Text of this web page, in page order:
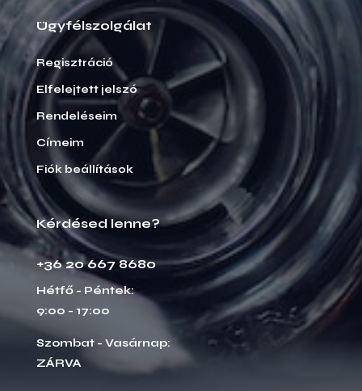
Ügyfélszolgálat
Regisztráció
Elfelejtett jelszó
Rendeléseim
Címeim
Fiók beállítások
Kérdésed lenne?
+36 20 667 8680
Hétfő - Péntek:
9:00 - 17:00
Szombat - Vasárnap:
ZÁRVA